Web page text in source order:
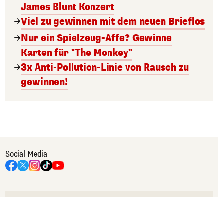
James Blunt Konzert
Viel zu gewinnen mit dem neuen Brieflos
Nur ein Spielzeug-Affe? Gewinne
Karten für "The Monkey"
3x Anti-Pollution-Linie von Rausch zu
gewinnen!
Social Media